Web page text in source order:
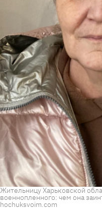
Жительницу Харьковской
военнопленного: чем она
hochuksvoim.com